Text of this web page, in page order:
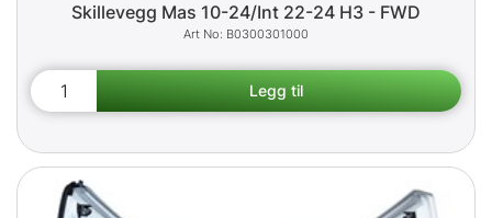
Skillevegg Mas 10-24/Int 22-24 H3 - FWD
B0300301000